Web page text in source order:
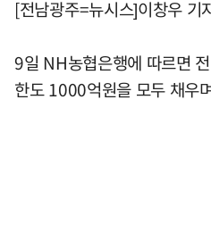
[전남광주=뉴시스]이창우
9일 NH농협은행에 따르면
한도 1000억원을 모두 채우